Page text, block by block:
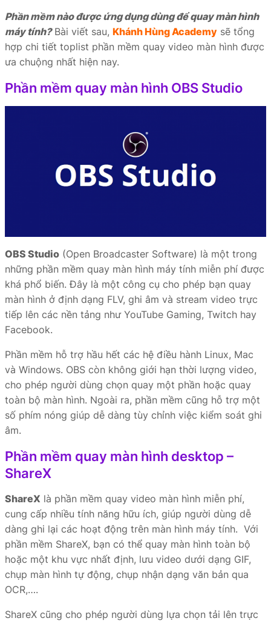
Phần mềm nào được ứng dụng dùng để quay màn hình
máy tính?Bài viết sau, Khánh Hùng Academy sẽ tổng
hợp chi tiết toplist phần mềm quay video màn hình được
ưa chuộng nhất hiện nay.
Phần mềm quay màn hình OBS Studio
OBS Studio (Open Broadcaster Software) là một trong
những phần mềm quay màn hình máy tính miễn phí được
khá phổ biến. Đây là một công cụ cho phép bạn quay
màn hình ở định dạng FLV, ghi âm và stream video trực
tiếp lên các nền tảng như YouTube Gaming, Twitch hay
Facebook.
Phần mềm hỗ trợ hầu hết các hệ điều hành Linux, Mac
và Windows. OBS còn không giới hạn thời lượng video,
cho phép người dùng chọn quay một phần hoặc quay
toàn bộ màn hình. Ngoài ra, phần mềm cũng hỗ trợ một
số phím nóng giúp dễ dàng tùy chỉnh việc kiểm soát ghi
âm.
Phần mềm quay màn hình desktop –
ShareX
ShareX là phần mềm quay video màn hình miễn phí,
cung cấp nhiều tính năng hữu ích, giúp người dùng dễ
dàng ghi lại các hoạt động trên màn hình máy tính. Với
phần mềm ShareX, bạn có thể quay màn hình toàn bộ
hoặc một khu vực nhất định, lưu video dưới dạng GIF,
chụp màn hình tự động, chụp nhận dạng văn bản qua
OCR,….
ShareX cũng cho phép người dùng lựa chọn tải lên trực